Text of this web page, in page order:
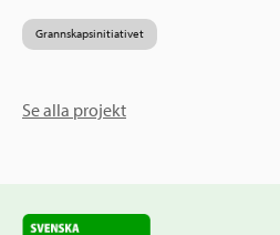
Grannskapsinitiativet
Se alla projekt